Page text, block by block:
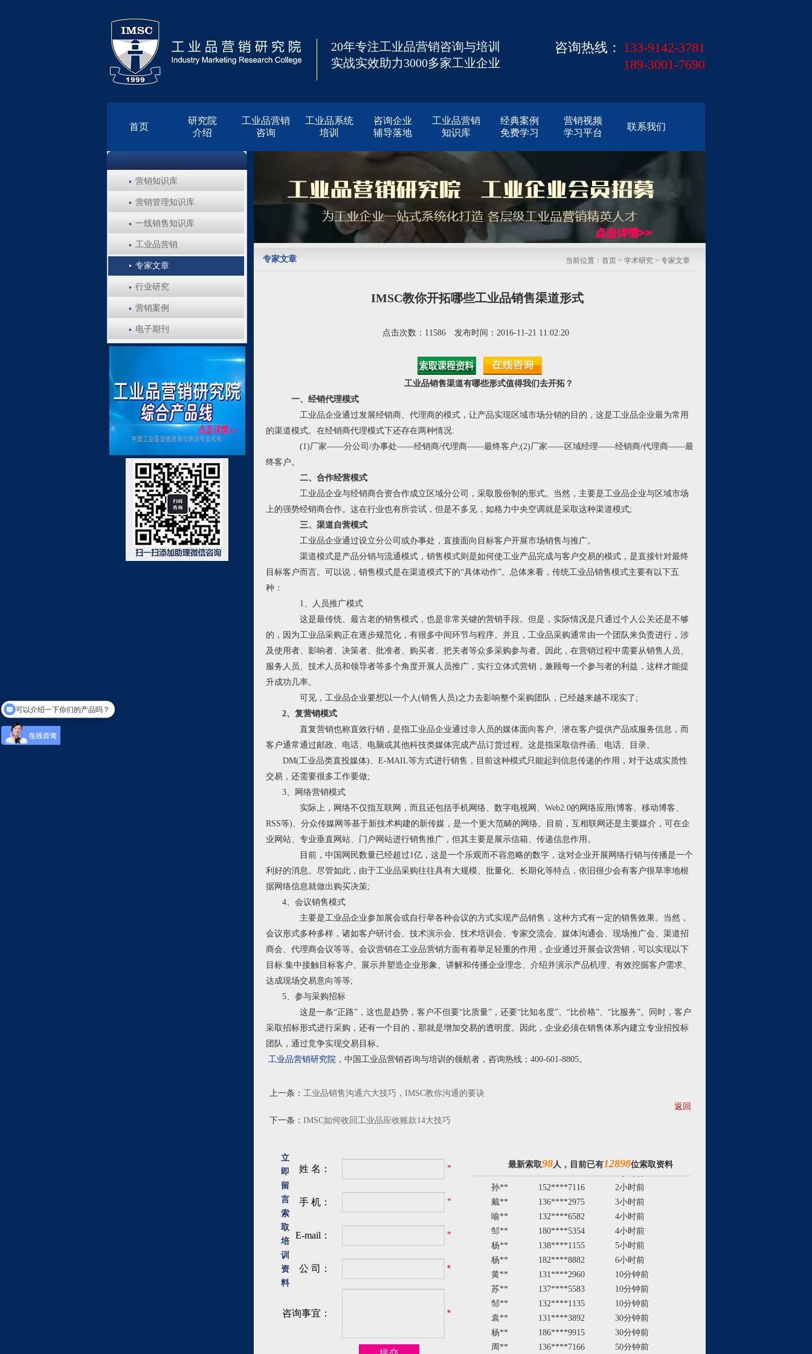
20年专注工业品营销咨询与培训
实战实效助力3000多家工业企业
咨询热线： 133-9142-3781
189-3001-7690
首页
研究院
介绍
工业品营销
咨询
工业品系统
培训
咨询企业
辅导落地
工业品营销
知识库
经典案例
免费学习
营销视频
学习平台
联系我们
营销知识库
营销管理知识库
一线销售知识库
工业品营销
专家文章
行业研究
营销案例
电子期刊
专家文章 当前位置： 首页 > 学术研究 > 专家文章
IMSC教你开拓哪些工业品销售渠道形式
点击次数：11586 发布时间：2016-11-21 11:02:20
工业品销售渠道有哪些形式值得我们去开拓？
一、经销代理模式
工业品企业通过发展经销商、代理商的模式，让产品实现区域市场分销的目的，这是工业品企业最为常用
的渠道模式。在经销商代理模式下还存在两种情况:
(1)厂家——分公司 /办事处——经销商/代理商——最终客户;(2)厂家——区域经理——经销商/代理商——最
终客户。
二、合作经营模式
工业品企业与经销商合资合作成立区域分公司，采取股份制的形式。当然，主要是工业品企业与区域市场
上的强势经销商合作。这在行业也有所尝试，但是不多见，如格力中央空调就是采取这种渠道模式;
三、渠道自营模式
工业品企业通过设立分公司或办事处，直接面向目标客户开展市场销售与推广。
渠道模式是产品分销与流通模式，销售模式则是如何使工业产品完成与客户交易的模式，是直接针对最终
目标客户而言。可以说，销售模式是在渠道模式下的“具体动作”。总体来看，传统工业品销售模式主要有以下五
种：
1、人员推广模式
这是最传统、最古老的销售模式，也是非常关键的营销手段。但是，实际情况是只通过个人公关还是不够
的，因为工业品采购正在逐步规范化，有很多中间环节与程序。并且，工业品采购通常由一个团队来负责进行，涉
及使用者、影响者、决策者、批准者、购买者、把关者等众多采购参与者。因此，在营销过程中需要从销售人员、
服务人员、技术人员和领导者等多个角度开展人员推广，实行立体式营销，兼顾每一个参与者的利益，这样才能提
升成功几率。
可见，工业品企业要想以一个人(销售人员)之力去影响整个采购团队，已经越来越不现实了 ;
2、复营销模式
直复营销也称直效行销，是指工业品企业通过非人员的媒体面向客户、潜在客户提供产品或服务信息，而
客户通常通过邮政、电话、电脑或其他科技类媒体完成产品订货过程。这是指采取信件函、电话、目录、
DM(工业品类直投媒体)、 E-MAIL等方式进行销售，目前这种模式只能起到信息传递的作用，对于达成实质性
交易，还需要很多工作要做;
3、网络营销模式
实际上，网络不仅指互联网，而且还包括手机网络、数字电视网、 Web2.0的网络应用(博客、移动博客、
RSS等)、分众传媒网等基于新技术构建的新传媒，是一个更大范畴的网络。目前，互相联网还是主要媒介，可在企
业网站、专业垂直网站、门户网站进行销售推广，但其主要是展示信箱、传递信息作用。
目前，中国网民数量已经超过1亿，这是一个乐观而不容忽略的数字，这对企业开展网络行销与传播是一个
利好的消息。尽管如此，由于工业品采购往往具有大规模、批量化、长期化等特点，依旧很少会有客户很草率地根
据网络信息就做出购买决策;
4、会议销售模式
主要是工业品企业参加展会或自行举各种会议的方式实现产品销售，这种方式有一定的销售效果。当然，
会议形式多种多样，诸如客户研讨会、技术演示会、技术培训会、专家交流会、媒体沟通会、现场推广会、渠道招
商会、代理商会议等等。会议营销在工业品营销方面有着举足轻重的作用，企业通过开展会议营销，可以实现以下
目标:集中接触目标客户、展示并塑造企业形象、讲解和传播企业理念、介绍并演示产品机理、有效挖掘客户需求、
达成现场交易意向等等;
5、参与采购招标
这是一条“正路”，这也是趋势，客户不但要“比质量”，还要“比知名度”、“比价格”、“比服务”。同时，客户
采取招标形式进行采购，还有一个目的，那就是增加交易的透明度。因此，企业必须在销售体系内建立专业招投标
团队，通过竞争实现交易目标。
工业品营销研究院 ，中国工业品营销咨询与培训的领航者，咨询热线：400-601-8805。
上一条： 工业品销售沟通六大技巧，IMSC教你沟通的要诀
返回
下一条： IMSC如何收回工业品应收账款14大技巧
立
即
留
言
索
取
培
训
资
料
姓 名： *
手 机： *
E-mail： *
公 司： *
咨询事宜： *
最新索取98人，目前已有12898位索取资料
孙** 152****7116
2小时前
戴**
136****2975
3小时前
喻**
132****6582
4小时前
邹**
180****5354
4小时前
杨**
138****1155
5小时前
杨**
182****8882
6小时前
黄**
131****2960
10分钟前
苏**
137****5583
10分钟前
邹**
132****1135
10分钟前
袁**
131****3892
30分钟前
杨**
186****9915
30分钟前
周**
136****7166
50分钟前
可以介绍一下你们的产品吗？